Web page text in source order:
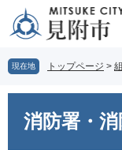
の
先
頭
ー
を
飛
現在地 トップページ >
消防署・